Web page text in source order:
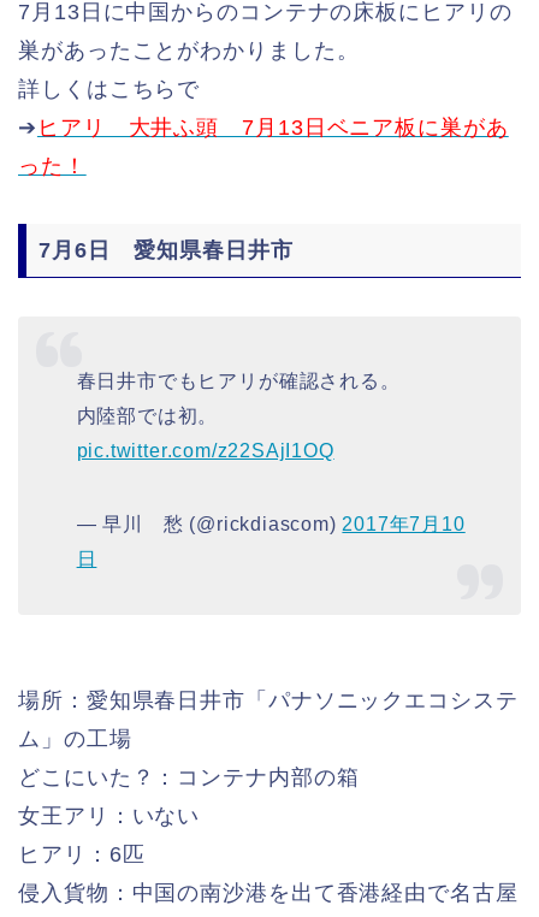
7月13日に中国からのコンテナの床板にヒアリの
巣があったことがわかりました。
詳しくはこちらで
➔ ヒアリ 大井ふ頭 7月13日ベニア板に巣があ
った！
7月6日 愛知県春日井市
春日井市でもヒアリが確認される。
内陸部では初。
pic.twitter.com/z22SAjI1OQ
— 早川 愁 (@rickdiascom) 2017年7月10
日
場所：愛知県春日井市「パナソニックエコシステ
ム」の工場
どこにいた？：コンテナ内部の箱
女王アリ：いない
ヒアリ：6匹
侵入貨物：中国の南沙港を出て香港経由で名古屋